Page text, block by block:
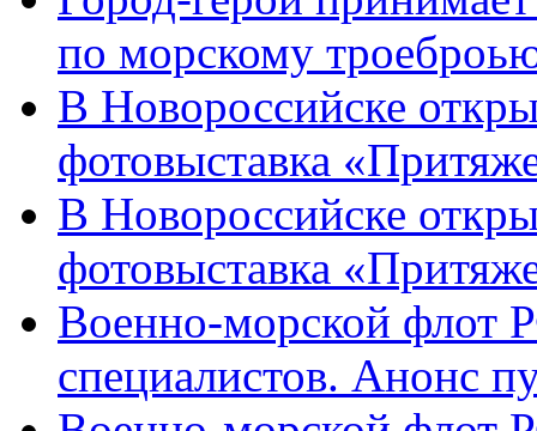
по морскому
В Новороссийске
фотовыставка
В Новороссийске
фотовыставка
Военно-морской флот
специалистов. Анонс